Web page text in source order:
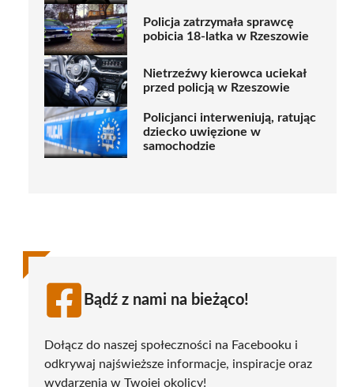
Policja zatrzymała sprawcę
pobicia 18-latka w Rzeszowie
Nietrzeźwy kierowca uciekał
przed policją w Rzeszowie
Policjanci interweniują, ratując
dziecko uwięzione w
samochodzie
Bądź z nami na bieżąco!
Dołącz do naszej społeczności na Facebooku i
odkrywaj najświeższe informacje, inspiracje oraz
wydarzenia w Twojej okolicy!